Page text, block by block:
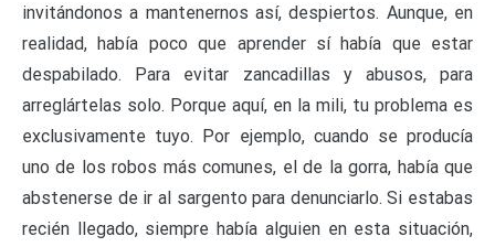
invitándonos a mantenernos así, despiertos. Aunque, en
realidad, había poco que aprender sí había que estar
despabilado. Para evitar zancadillas y abusos, para
arreglártelas solo. Porque aquí, en la mili, tu problema es
exclusivamente tuyo. Por ejemplo, cuando se producía
uno de los robos más comunes, el de la gorra, había que
abstenerse de ir al sargento para denunciarlo. Si estabas
recién llegado, siempre había alguien en esta situación,